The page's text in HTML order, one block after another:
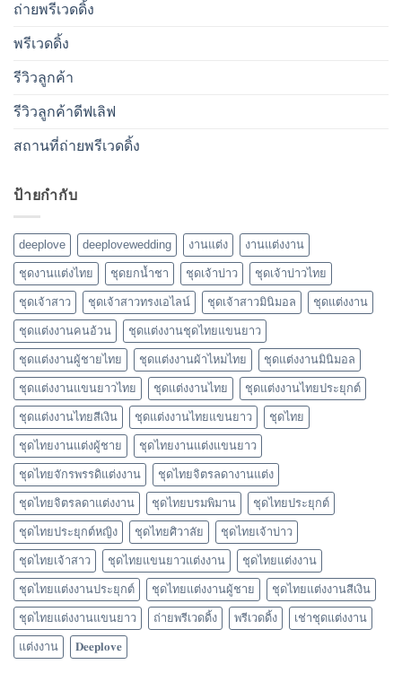
ถ่ายพรีเวดดิ้ง
พรีเวดดิ้ง
รีวิวลูกค้า
รีวิวลูกค้าดีฟเลิฟ
สถานที่ถ่ายพรีเวดดิ้ง
ป้ายกำกับ
deeplove deeplovewedding งานแต่ง งานแต่งงาน
ชุดงานแต่งไทย ชุดยกน้ำชา ชุดเจ้าบ่าว ชุดเจ้าบ่าวไทย
ชุดเจ้าสาว ชุดเจ้าสาวทรงเอไลน์ ชุดเจ้าสาวมินิมอล ชุดแต่งงาน
ชุดแต่งงานคนอ้วน ชุดแต่งงานชุดไทยแขนยาว
ชุดแต่งงานผู้ชายไทย ชุดแต่งงานผ้าไหมไทย ชุดแต่งงานมินิมอล
ชุดแต่งงานแขนยาวไทย ชุดแต่งงานไทย ชุดแต่งงานไทยประยุกต์
ชุดแต่งงานไทยสีเงิน ชุดแต่งงานไทยแขนยาว ชุดไทย
ชุดไทยงานแต่งผู้ชาย ชุดไทยงานแต่งแขนยาว
ชุดไทยจักรพรรดิแต่งงาน ชุดไทยจิตรลดางานแต่ง
ชุดไทยจิตรลดาแต่งงาน ชุดไทยบรมพิมาน ชุดไทยประยุกต์
ชุดไทยประยุกต์หญิง ชุดไทยศิวาลัย ชุดไทยเจ้าบ่าว
ชุดไทยเจ้าสาว ชุดไทยแขนยาวแต่งงาน ชุดไทยแต่งงาน
ชุดไทยแต่งงานประยุกต์ ชุดไทยแต่งงานผู้ชาย ชุดไทยแต่งงานสีเงิน
ชุดไทยแต่งงานแขนยาว ถ่ายพรีเวดดิ้ง พรีเวดดิ้ง เช่าชุดแต่งงาน
แต่งงาน 𝐃𝐞𝐞𝐩𝐥𝐨𝐯𝐞